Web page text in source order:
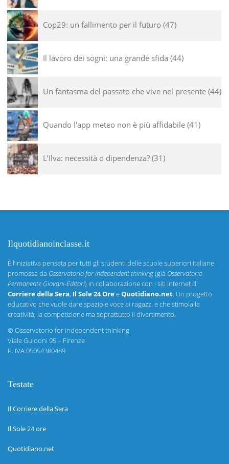
Cop29: un fallimento per il futuro 47
Il lavoro dei sogni: una grande sfida 44
Un fantasma del passato che vive nel presente 44
Quando l'app meteo non è più affidabile 41
L’Ilva: necessità o dipendenza? 31
Ilquotidianoinclasse.it
È l’iniziativa pensata per tutti gli studenti delle scuole superiori italiane
promossa da Osservatorio for independent thinking(già Osservatorio
Permanente Giovani-Editori) in collaborazione con i siti internet di
Corriere della Sera, Il Sole 24 OreeQuotidiano.net. Un progetto
educativo che vuole dare spazio e voce ai ragazzi e che stimola la
creatività, la competizione ma soprattutto il divertimento.
©Osservatorio for independent thinking
Viale Guidoni 95 – Firenze
P. IVA 05054380489
Testate
Il Corriere della Sera
Il Sole 24 ore
Quotidiano.net